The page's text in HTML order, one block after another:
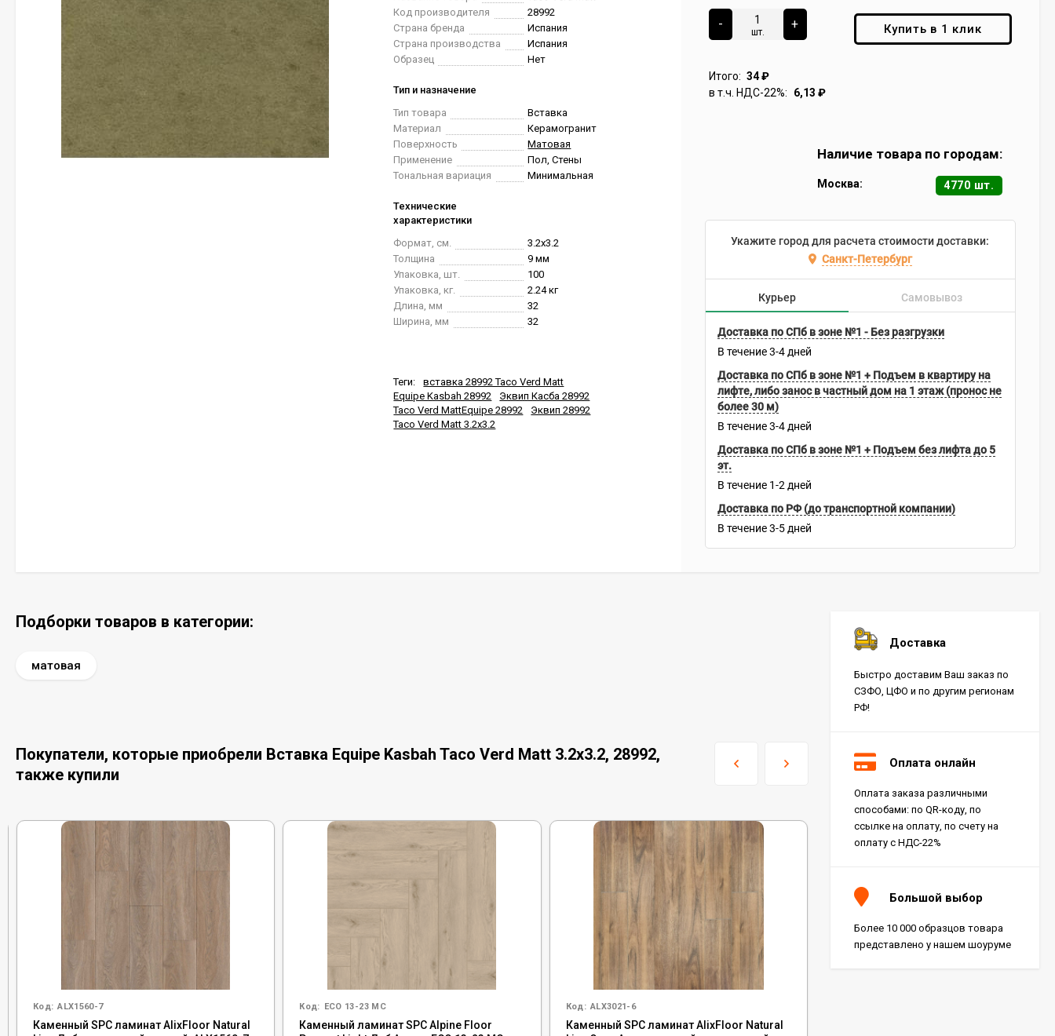
Код производителя
28992
Страна бренда
Испания
Страна производства
Испания
Образец
Нет
Тип и назначение
Тип товара
Вставка
Материал
Керамогранит
Поверхность
Матовая
Применение
Пол, Стены
Тональная вариация
Минимальная
Технические
характеристики
Формат, см.
3.2x3.2
Толщина
9 мм
Упаковка, шт.
100
Упаковка, кг.
2.24 кг
Длина, мм
32
Ширина, мм
32
Теги:
вставка 28992 Taco Verd Matt
Equipe Kasbah 28992
Эквип Касба 28992
Taco Verd MattEquipe 28992
Эквип 28992
Taco Verd Matt 3.2x3.2
-
шт.
+
Итого: 34₽
в т.ч. НДС-22%:
6,13 ₽
Купить в 1 клик
Наличие товара по городам:
Москва: 4770 шт.
Укажите город для расчета стоимости доставки:
Санкт-Петербург
Курьер Самовывоз
Доставка по СПб в зоне №1 - Без разгрузки
В течение 3-4 дней
Доставка по СПб в зоне №1 + Подъем в квартиру на
лифте, либо занос в частный дом на 1 этаж (пронос не
более 30 м)
В течение 3-4 дней
Доставка по СПб в зоне №1 + Подъем без лифта до 5
эт.
В течение 1-2 дней
Доставка по РФ (до транспортной компании)
В течение 3-5 дней
Подборки товаров в категории:
матовая
Покупатели, которые приобрели Вставка Equipe Kasbah Taco Verd Matt 3.2x3.2, 28992,
также купили
Код: ALX1560-7
Каменный SPC ламинат AlixFloor Natural
Код: ECO 13-23 MC
Каменный ламинат SPC Alpine Floor
Код: ALX3021-6
Каменный SPC ламинат AlixFloor Natural
Доставка
Быстро доставим Ваш заказ по
СЗФО, ЦФО и по другим регионам
РФ!
Оплата онлайн
Оплата заказа различными
способами: по QR-коду, по
ссылке на оплату, по счету на
оплату с НДС-22%
Большой выбор
Более 10 000 образцов товара
представлено у нашем шоуруме